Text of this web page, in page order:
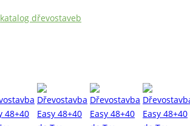
katalog dřevostaveb